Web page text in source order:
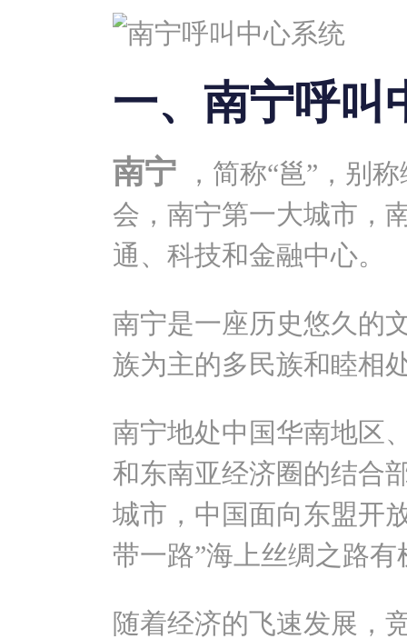
一、南宁呼叫
南宁
，简称“邕”，别
会，南宁第一大城市，
通、科技和金融中心。
南宁是一座历史悠久的
族为主的多民族和睦相
南宁地处中国华南地区
和东南亚经济圈的结合
城市，中国面向东盟开
带一路”海上丝绸之路
随着经济的飞速发展，